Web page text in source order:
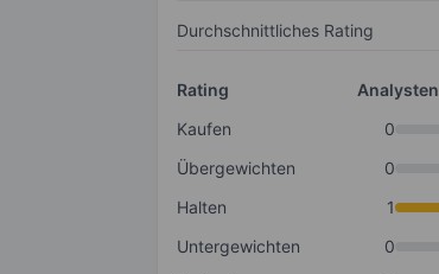
Durchschnittliches Rating
Rating
Analysten
Kaufen
0
Übergewichten
0
Halten
1
Untergewichten
0